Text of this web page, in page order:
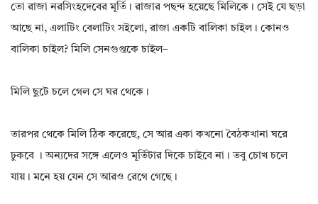
তো রাজা নরসিংহদেবের মূর্তি। রাজার পছন্দ হয়েছে মিলিকে। সেই যে ছড়া
আছে না, এলাটিং বেলাটিং সইলো, রাজা একটি বালিকা চাইল। কোনও
বালিকা চাইল? মিলি সেনগুপ্তকে চাইল–
মিলি ছুটে চলে গেল সে ঘর থেকে।
তারপর থেকে মিলি ঠিক করেছে, সে আর একা কখনো বৈঠকখানা ঘরে
ঢুকবে । অন্যদের সঙ্গে এলেও মূর্তিটার দিকে চাইবে না। তবু চোখ চলে
যায়। মনে হয় যেন সে আরও রেগে গেছে।